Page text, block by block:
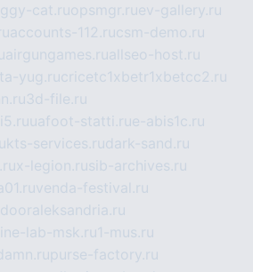
cat.ruopsmgr.ruev-gallery.ru
accounts-112.rucsm-demo.ru
airgungames.ruallseo-host.ru
yug.rucricetc1xbetr1xbetcc2.ru
3d-file.ru
uafoot-statti.rue-abis1c.ru
kts-services.rudark-sand.ru
x-legion.rusib-archives.ru
venda-festival.ru
dooraleksandria.ru
lab-msk.ru1-mus.ru
purse-factory.ru